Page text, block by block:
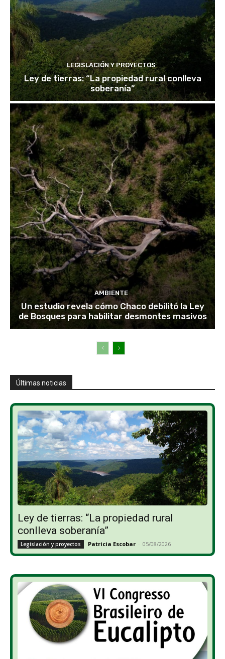
LEGISLACIÓN Y PROYECTOS
Ley de tierras: “La propiedad rural conlleva
soberanía”
AMBIENTE
Un estudio revela cómo Chaco debilitó la Ley
de Bosques para habilitar desmontes masivos
Últimas noticias
Ley de tierras: “La propiedad rural
conlleva soberanía”
Legislación y proyectos Patricia Escobar - 05/08/2026